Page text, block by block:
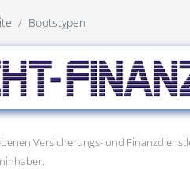
Bootstypen
Versicherungs- und